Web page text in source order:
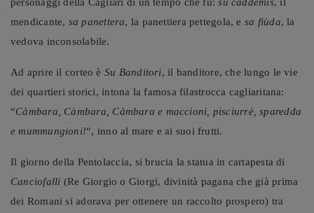
mendicante, sa panettera, la panettiera pettegola, e sa fiùda, la
vedova inconsolabile.
Ad aprire il corteo è Su Banditori, il banditore, che lungo le vie
dei quartieri storici, intona la famosa filastrocca cagliaritana:
“Càmbara, Càmbara, Càmbara e maccioni, pisciurrè, sparedda
e mummungioni!“, inno al mare e ai suoi frutti.
Il giorno della Pentolaccia, si brucia la statua in cartapesta di
Canciofalli (Re Giorgio o Giorgi, divinità pagana che già prima
dei Romani si adorava per ottenere un raccolto prospero) tra